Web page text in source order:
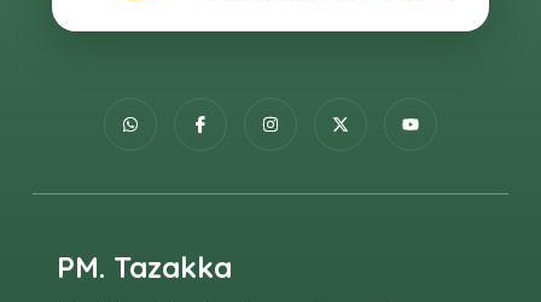
PM. Tazakka